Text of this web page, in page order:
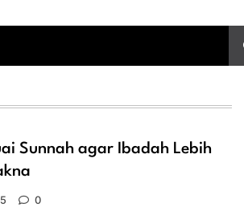
Sunnah agar Ibadah Lebih
0